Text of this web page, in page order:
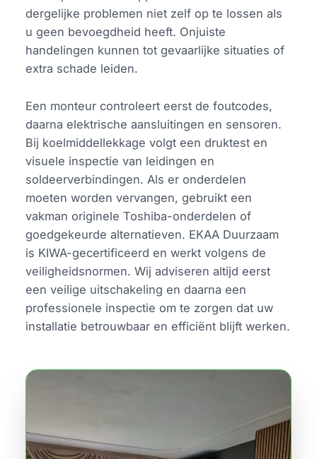
dergelijke problemen niet zelf op te lossen als
u geen bevoegdheid heeft. Onjuiste
handelingen kunnen tot gevaarlijke situaties of
extra schade leiden.
Een monteur controleert eerst de foutcodes,
daarna elektrische aansluitingen en sensoren.
Bij koelmiddellekkage volgt een druktest en
visuele inspectie van leidingen en
soldeerverbindingen. Als er onderdelen
moeten worden vervangen, gebruikt een
vakman originele Toshiba-onderdelen of
goedgekeurde alternatieven. EKAA Duurzaam
is KIWA-gecertificeerd en werkt volgens de
veiligheidsnormen. Wij adviseren altijd eerst
een veilige uitschakeling en daarna een
professionele inspectie om te zorgen dat uw
installatie betrouwbaar en efficiënt blijft werken.